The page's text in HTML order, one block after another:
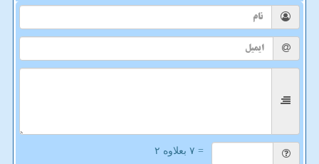
= ۷ بعلاوه ۲